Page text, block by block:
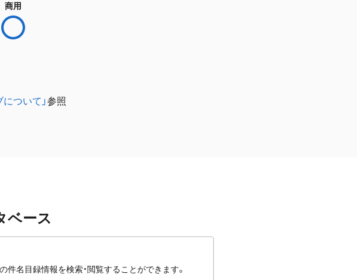
商用
ついて」参照
ベース
件名目録情報を検索・閲覧することができます。